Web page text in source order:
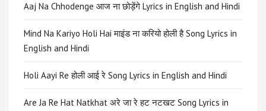
Aaj Na Chhodenge आज ना छोड़ेंगे Lyrics in English and Hindi
Mind Na Kariyo Holi Hai माइंड ना करियो होली है Song Lyrics in
English and Hindi
Holi Aayi Re होली आई रे Song Lyrics in English and Hindi
Are Ja Re Hat Natkhat अरे जा रे हट नटखट Song Lyrics in